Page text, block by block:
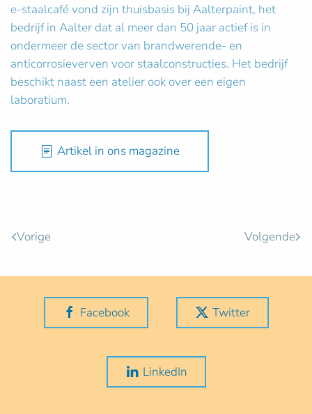
e-staalcafé vond zijn thuisbasis bij Aalterpaint, het
bedrijf in Aalter dat al meer dan 50 jaar actief is in
ondermeer de sector van brandwerende- en
anticorrosieverven voor staalconstructies. Het bedrijf
beschikt naast een atelier ook over een eigen
laboratium.
Artikel in ons magazine
Vorige Volgende
Facebook Twitter
LinkedIn